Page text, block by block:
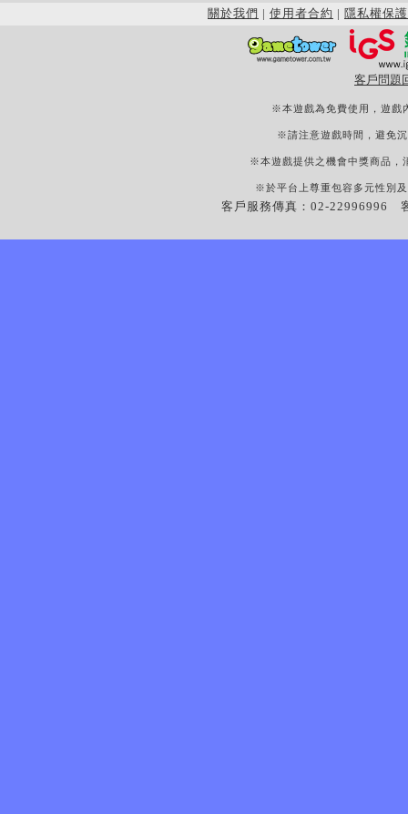
關於我們 | 使用者合約 | 隱私權保護
客戶問題
※本遊戲為免費使用，遊戲
※請注意遊戲時間，避免
※本遊戲提供之機會中獎商品，
※於平台上尊重包容多元性別
客戶服務傳真：02-22996996